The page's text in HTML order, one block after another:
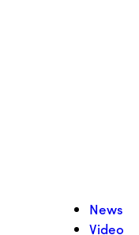
News
Video